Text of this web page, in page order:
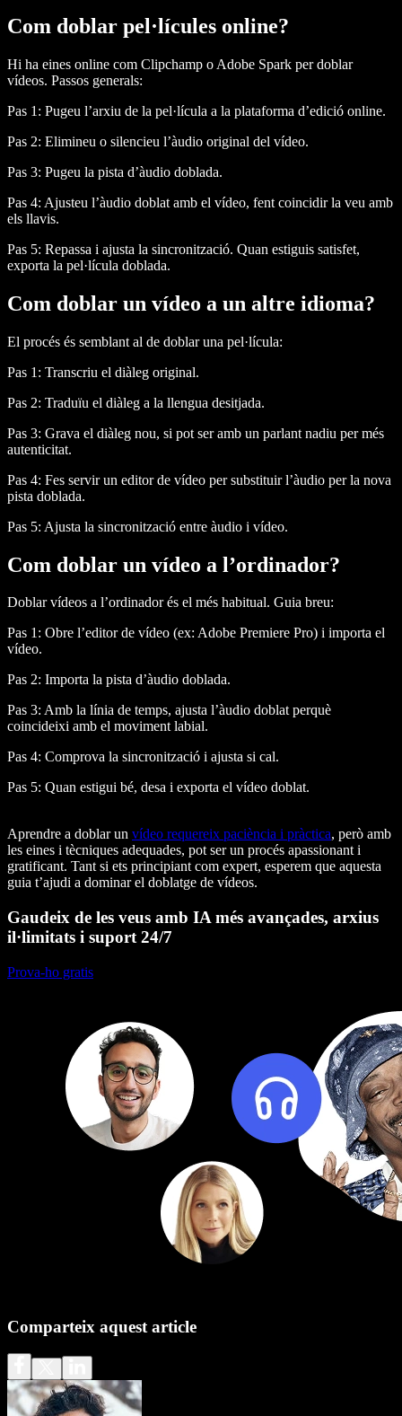
Com doblar pel·lícules online?
Hi ha eines online com Clipchamp o Adobe Spark per doblar
vídeos. Passos generals:
Pas 1: Pugeu l’arxiu de la pel·lícula a la plataforma d’edició online.
Pas 2: Elimineu o silencieu l’àudio original del vídeo.
Pas 3: Pugeu la pista d’àudio doblada.
Pas 4: Ajusteu l’àudio doblat amb el vídeo, fent coincidir la veu amb
els llavis.
Pas 5: Repassa i ajusta la sincronització. Quan estiguis satisfet,
exporta la pel·lícula doblada.
Com doblar un vídeo a un altre idioma?
El procés és semblant al de doblar una pel·lícula:
Pas 1: Transcriu el diàleg original.
Pas 2: Traduïu el diàleg a la llengua desitjada.
Pas 3: Grava el diàleg nou, si pot ser amb un parlant nadiu per més
autenticitat.
Pas 4: Fes servir un editor de vídeo per substituir l’àudio per la nova
pista doblada.
Pas 5: Ajusta la sincronització entre àudio i vídeo.
Com doblar un vídeo a l’ordinador?
Doblar vídeos a l’ordinador és el més habitual. Guia breu:
Pas 1: Obre l’editor de vídeo (ex: Adobe Premiere Pro) i importa el
vídeo.
Pas 2: Importa la pista d’àudio doblada.
Pas 3: Amb la línia de temps, ajusta l’àudio doblat perquè
coincideixi amb el moviment labial.
Pas 4: Comprova la sincronització i ajusta si cal.
Pas 5: Quan estigui bé, desa i exporta el vídeo doblat.
Aprendre a doblar un vídeo requereix paciència i pràctica, però amb
les eines i tècniques adequades, pot ser un procés apassionant i
gratificant. Tant si ets principiant com expert, esperem que aquesta
guia t’ajudi a dominar el doblatge de vídeos.
Gaudeix de les veus amb IA més avançades, arxius
il·limitats i suport 24/7
Prova-ho gratis
Comparteix aquest article